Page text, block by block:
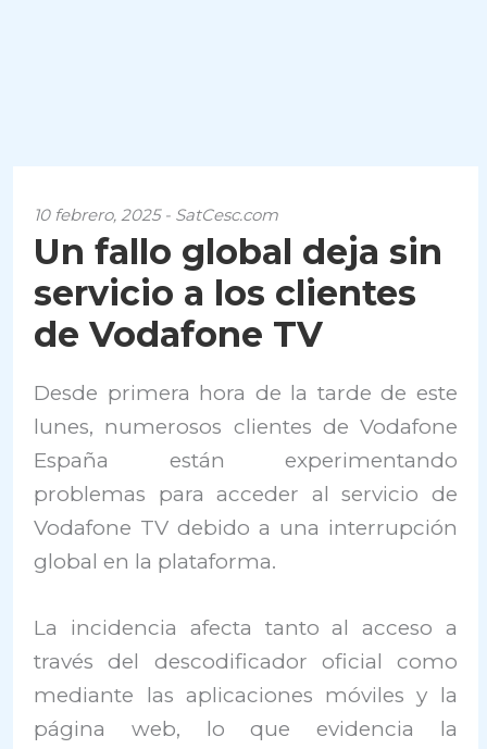
10 febrero, 2025 - SatCesc.com
Un fallo global deja sin
servicio a los clientes
de Vodafone TV
Desde primera hora de la tarde de este
lunes, numerosos clientes de Vodafone
España están experimentando
problemas para acceder al servicio de
Vodafone TV debido a una interrupción
global en la plataforma.
La incidencia afecta tanto al acceso a
través del descodificador oficial como
mediante las aplicaciones móviles y la
página web, lo que evidencia la